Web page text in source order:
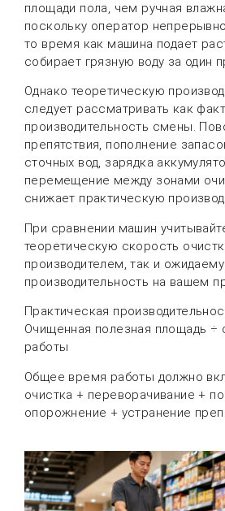
площади пола, чем ручная
поскольку оператор
то время как машина подает
собирает грязную воду за один
Однако теоретическую
следует рассматривать как
производительность смены.
препятствия, пополнение
сточных вод, зарядка
перемещение между зонами
снижает практическую
При сравнении машин
теоретическую скорость
производителем, так и
производительность на вашем
Практическая
Очищенная полезная площадь
работы
Общее время работы должно
очистка + переворачивание +
опорожнение + устранение